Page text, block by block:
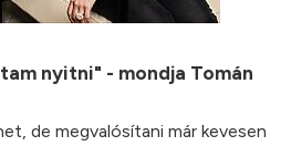
nyitni" - mondja Tomán
de megvalósítani már kevesen